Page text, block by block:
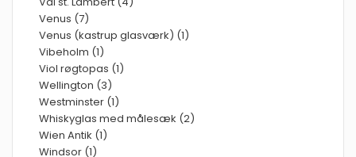
Venus (7)
Venus (kastrup glasværk) (1)
Vibeholm (1)
Viol røgtopas (1)
Wellington (3)
Westminster (1)
Whiskyglas med målesæk (2)
Wien Antik (1)
Windsor (1)